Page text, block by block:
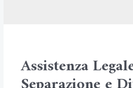
Assistenza